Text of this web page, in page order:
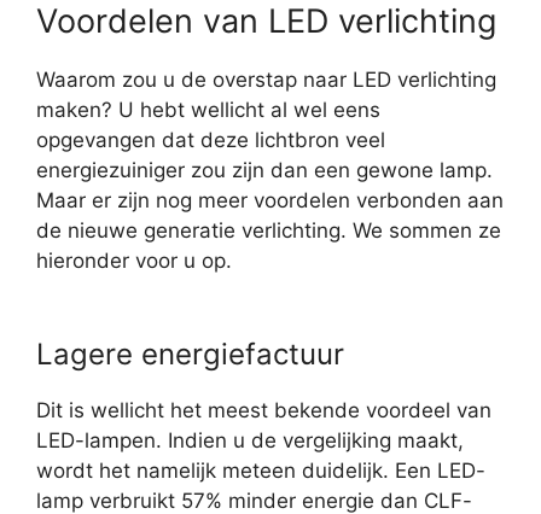
Voordelen van LED verlichting
Waarom zou u de overstap naar LED verlichting
maken? U hebt wellicht al wel eens
opgevangen dat deze lichtbron veel
energiezuiniger zou zijn dan een gewone lamp.
Maar er zijn nog meer voordelen verbonden aan
de nieuwe generatie verlichting. We sommen ze
hieronder voor u op.
Lagere energiefactuur
Dit is wellicht het meest bekende voordeel van
LED-lampen. Indien u de vergelijking maakt,
wordt het namelijk meteen duidelijk. Een LED-
lamp verbruikt 57% minder energie dan CLF-